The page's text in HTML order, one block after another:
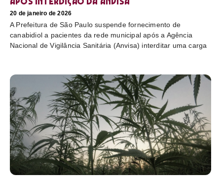
20 de janeiro de 2026
A Prefeitura de São Paulo suspende fornecimento de
canabidiol a pacientes da rede municipal após a Agência
Nacional de Vigilância Sanitária (Anvisa) interditar uma carga